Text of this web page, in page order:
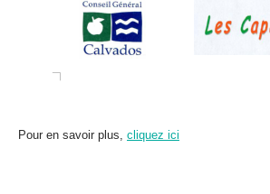
Pour en savoir plus, cliquez ici